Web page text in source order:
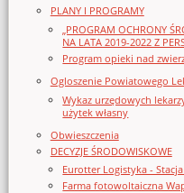
PLANY I PROGRAMY
„PROGRAM OCHRONY
NA LATA 2019-2022 Z
Program opieki nad
Ogloszenie Powiatowego
Wykaz urzędowych
użytek własny
Obwieszczenia
DECYZJE ŚRODOWISKOWE
Eurotter Logistyka -
Farma fotowoltaiczna